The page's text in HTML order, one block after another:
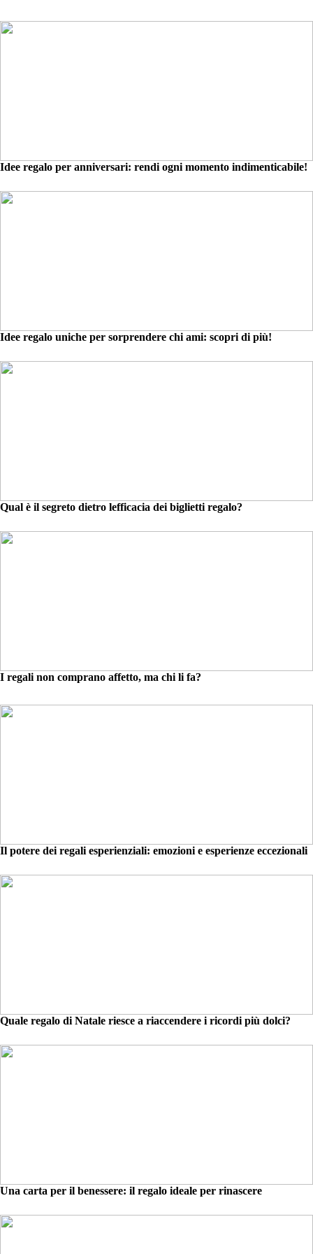
Idee regalo per anniversari: rendi ogni momento indimenticabile!
Idee regalo uniche per sorprendere chi ami: scopri di più!
Qual è il segreto dietro lefficacia dei biglietti regalo?
I regali non comprano affetto, ma chi li fa?
Il potere dei regali esperienziali: emozioni e esperienze eccezionali
Quale regalo di Natale riesce a riaccendere i ricordi più dolci?
Una carta per il benessere: il regalo ideale per rinascere